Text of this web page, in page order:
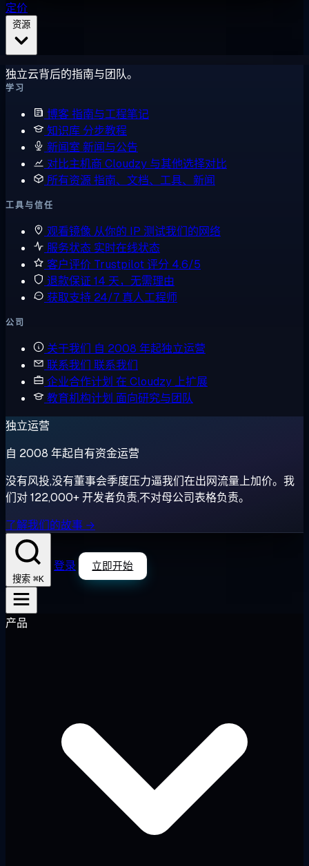
定价
独立云背后的指南与团队。
学习
博客指南与工程笔记
知识库 分步教程
新闻室 新闻与公告
对比主机商 Cloudzy 与其他选择对比
所有资源指南、文档、工具、新闻
工具与信任
观看镜像 从你的 IP 测试我们的网络
服务状态 实时在线状态
客户评价 Trustpilot 评分 4.6/5
退款保证 14 天，无需理由
获取支持 24/7 真人工程师
公司
关于我们 自 2008 年起独立运营
联系我们 联系我们
企业合作计划 在 Cloudzy 上扩展
教育机构计划 面向研究与团队
独立运营
自 2008 年起自有资金运营
没有风投,没有董事会季度压力逼我们在出网流量上加价。我
们对 122,000+ 开发者负责,不对母公司表格负责。
了解我们的故事 →
搜索 ⌘K
登录 立即开始
产品